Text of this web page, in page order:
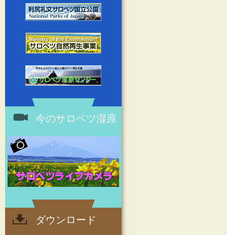
今のサロベツ湿原
ダウンロード